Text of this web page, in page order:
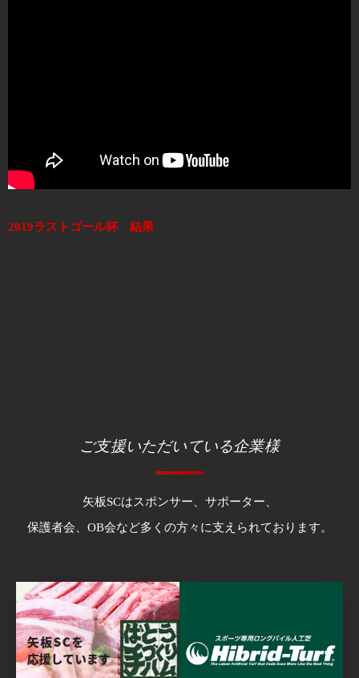
2019ラストゴール杯 結果
ご支援いただいている企業様
矢板SCはスポンサー、サポーター、
保護者会、OB会など多くの方々に支えられております。